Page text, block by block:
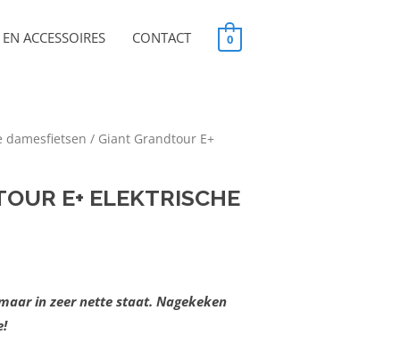
ACCESSOIRES CONTACT 0
damesfietsen / Giant Grandtour E+
E+ ELEKTRISCHE
in zeer nette staat. Nagekeken